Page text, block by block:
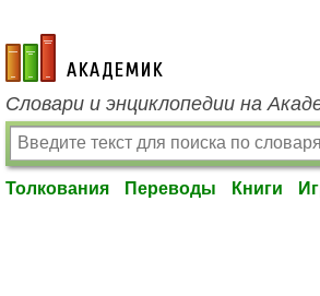
academic.ru
Словари и энциклопедии на
Толкования Переводы Книги